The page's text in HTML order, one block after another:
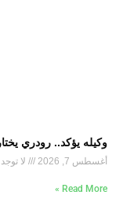
وكيله يؤكد.. رودري
أغسطس 7, 2026 لا
Read More »